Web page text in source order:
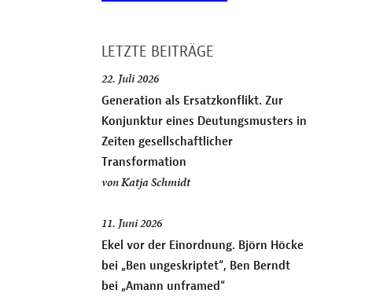
LETZTE BEITRÄGE
22. Juli 2026
Generation als Ersatzkonflikt. Zur
Konjunktur eines Deutungsmusters in
Zeiten gesellschaftlicher
Transformation
vonKatja Schmidt
11. Juni 2026
Ekel vor der Einordnung. Björn Höcke
bei „Ben ungeskriptet“, Ben Berndt
bei „Amann unframed“